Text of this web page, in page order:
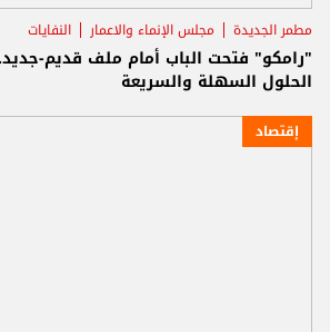
مطمر الجديدة مجلس الإنماء والاعمار النفايات
"رامكو" فتحت الباب أمام ملف قديم-
الحلول السهلة والسريعة
إقتصاد